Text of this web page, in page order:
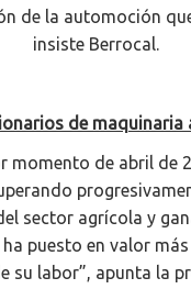
de la automoción
insiste Berrocal.
de maquinaria
momento de abril de
sector agrícola y
puesto en valor
su labor”, apunta la